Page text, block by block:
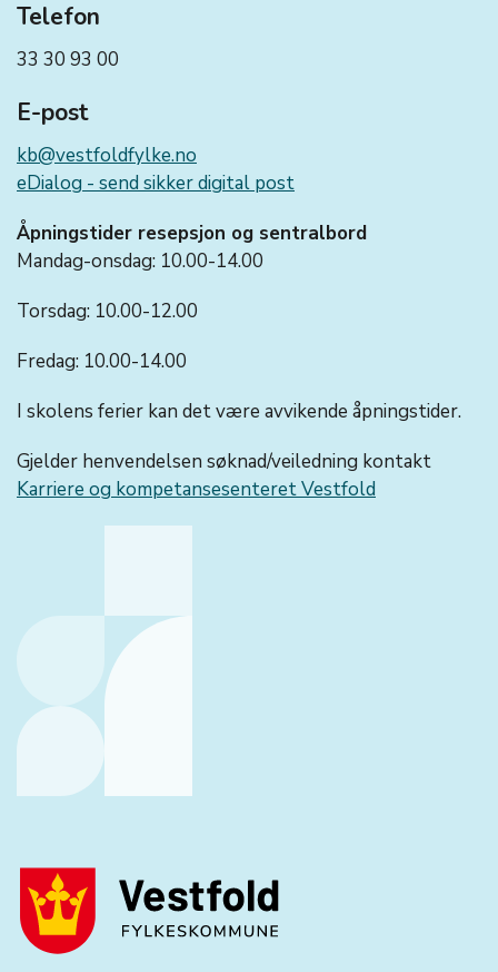
Telefon
33 30 93 00
E-post
kb@vestfoldfylke.no
eDialog - send sikker digital post
Åpningstider resepsjon og sentralbord
Mandag-onsdag: 10.00-14.00
Torsdag: 10.00-12.00
Fredag: 10.00-14.00
I skolens ferier kan det være avvikende åpningstider.
Gjelder henvendelsen søknad/veiledning kontakt
Karriere og kompetansesenteret Vestfold